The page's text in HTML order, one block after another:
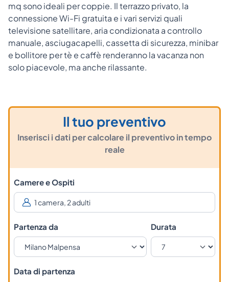
mq sono ideali per coppie. Il terrazzo privato, la
connessione Wi-Fi gratuita e i vari servizi quali
televisione satellitare, aria condizionata a controllo
manuale, asciugacapelli, cassetta di sicurezza, minibar
e bollitore per tè e caffè renderanno la vacanza non
solo piacevole, ma anche rilassante.
Il tuo preventivo
Inserisci i dati per calcolare il preventivo in tempo
reale
Camere e Ospiti
Partenza da Durata
Data di partenza